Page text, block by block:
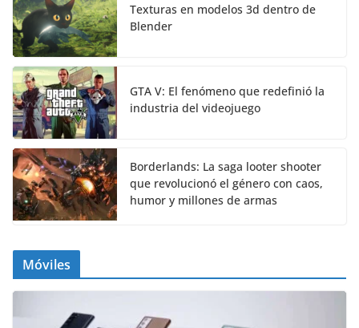
Texturas en modelos 3d dentro de
Blender
GTA V: El fenómeno que redefinió la
industria del videojuego
Borderlands: La saga looter shooter
que revolucionó el género con caos,
humor y millones de armas
Móviles